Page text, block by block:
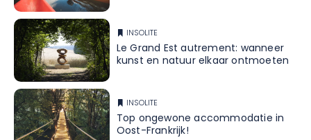
INSOLITE
Le Grand Est autrement: wanneer
kunst en natuur elkaar ontmoeten
INSOLITE
Top ongewone accommodatie in
Oost-Frankrijk!